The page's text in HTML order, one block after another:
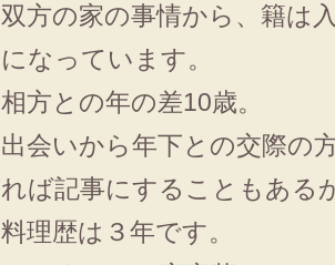
双方の家の事情から、籍は
になっています。
相方との年の差10歳。
出会いから年下との交際の
れば記事にすることもある
料理歴は３年です。